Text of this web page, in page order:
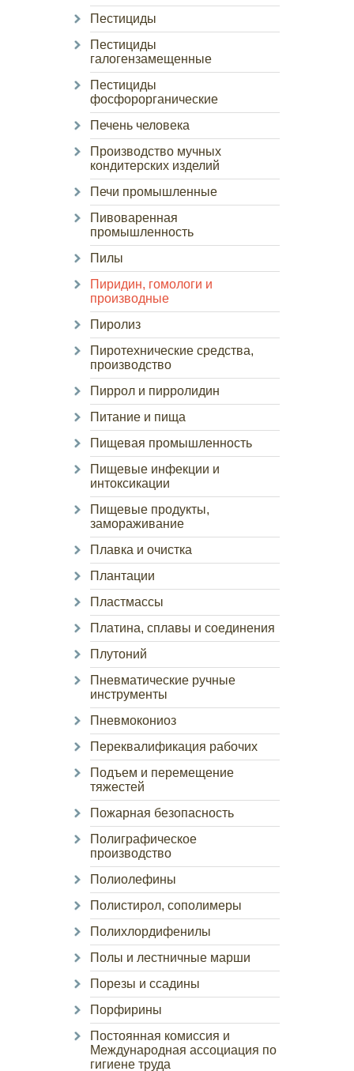
Пестициды
Пестициды
галогензамещенные
Пестициды
фосфорорганические
Печень человека
Производство мучных
кондитерских изделий
Печи промышленные
Пивоваренная
промышленность
Пилы
Пиридин, гомологи и
производные
Пиролиз
Пиротехнические средства,
производство
Пиррол и пирролидин
Питание и пища
Пищевая промышленность
Пищевые инфекции и
интоксикации
Пищевые продукты,
замораживание
Плавка и очистка
Плантации
Пластмассы
Платина, сплавы и соединения
Плутоний
Пневматические ручные
инструменты
Пневмокониоз
Переквалификация рабочих
Подъем и перемещение
тяжестей
Пожарная безопасность
Полиграфическое
производство
Полиолефины
Полистирол, сополимеры
Полихлордифенилы
Полы и лестничные марши
Порезы и ссадины
Порфирины
Постоянная комиссия и
Международная ассоциация по
гигиене труда